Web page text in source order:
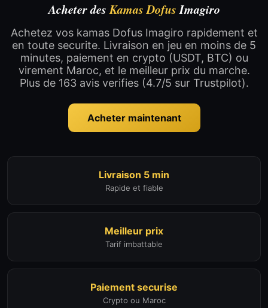
Acheter desKamas DofusImagiro
Achetez vos kamas Dofus Imagiro rapidement et
en toute securite. Livraison en jeu en moins de 5
minutes, paiement en crypto (USDT, BTC) ou
virement Maroc, et le meilleur prix du marche.
Plus de 163 avis verifies (4.7/5 sur Trustpilot).
Acheter maintenant
Livraison 5 min
Rapide et fiable
Meilleur prix
Tarif imbattable
Paiement securise
Crypto ou Maroc